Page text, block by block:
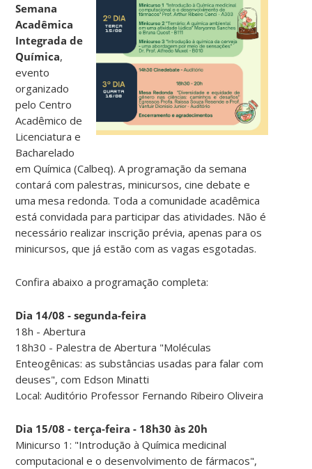
Semana
Acadêmica
Integrada de
Química,
evento
organizado
pelo Centro
Acadêmico de
Licenciatura e
Bacharelado
em Química (Calbeq). A programação da semana
contará com palestras, minicursos, cine debate e
uma mesa redonda. Toda a comunidade acadêmica
está convidada para participar das atividades. Não é
necessário realizar inscrição prévia, apenas para os
minicursos, que já estão com as vagas esgotadas.
Confira abaixo a programação completa:
Dia 14/08 - segunda-feira
18h - Abertura
18h30 - Palestra de Abertura "Moléculas
Enteogênicas: as substâncias usadas para falar com
deuses", com Edson Minatti
Local: Auditório Professor Fernando Ribeiro Oliveira
Dia 15/08 - terça-feira - 18h30 às 20h
Minicurso 1: "Introdução à Química medicinal
computacional e o desenvolvimento de fármacos",